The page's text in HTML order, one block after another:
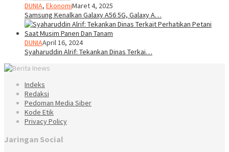
DUNIA, EkonomiMaret 4, 2025
Samsung Kenalkan Galaxy A56 5G, Galaxy A…
DUNIAApril 16, 2024
Syaharuddin Alrif: Tekankan Dinas Terkai…
Indeks
Redaksi
Pedoman Media Siber
Kode Etik
Privacy Policy
Jaringan Social